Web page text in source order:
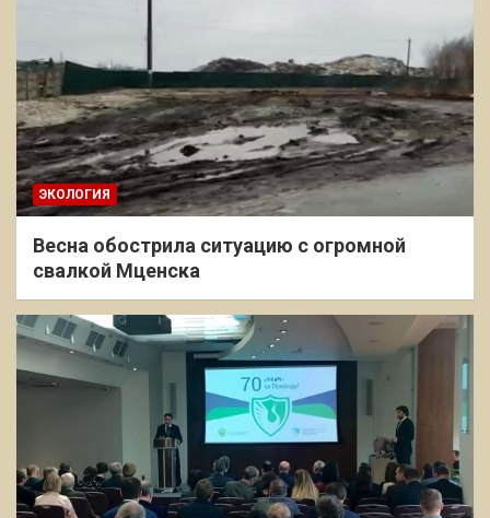
ЭКОЛОГИЯ
Весна обострила ситуацию с огромной
свалкой Мценска